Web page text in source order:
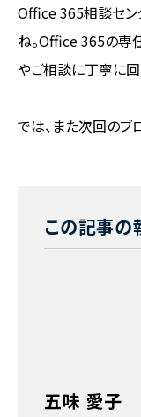
Office 365相談セン
ね。Office 365の専
やご相談に丁寧に回
では、また次回のブ
この記事の
五味 愛子